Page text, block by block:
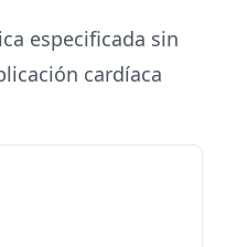
especificada sin
cardíaca